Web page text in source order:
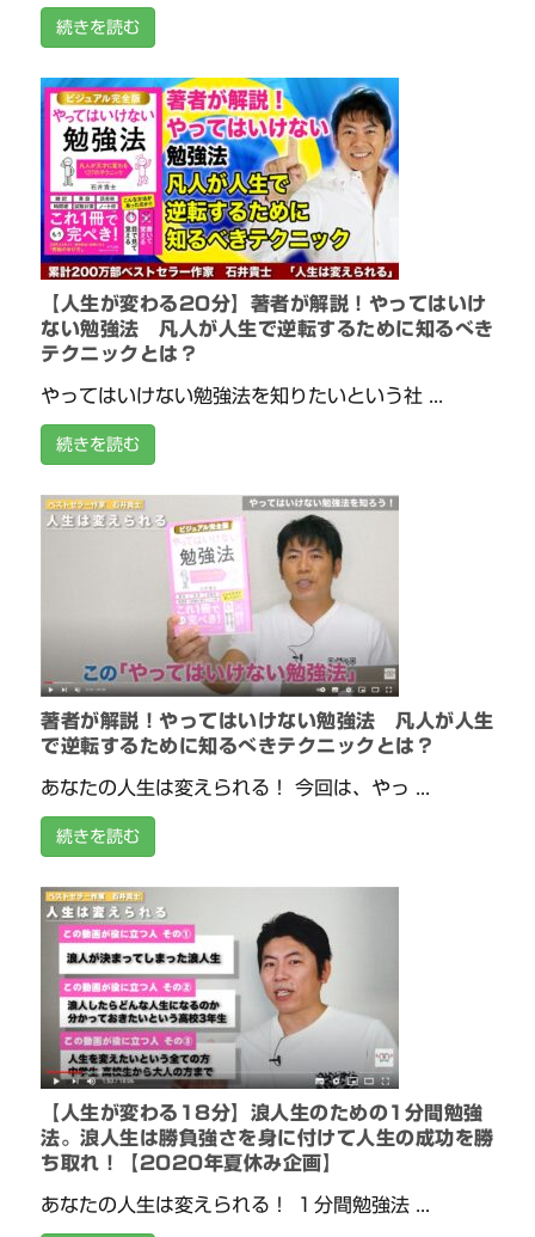
続きを読む
【人生が変わる20分】著者が解説！やってはいけ
ない勉強法 凡人が人生で逆転するために知るべき
テクニックとは？
やってはいけない勉強法を知りたいという社 ...
続きを読む
著者が解説！やってはいけない勉強法 凡人が人生
で逆転するために知るべきテクニックとは？
あなたの人生は変えられる！ 今回は、やっ ...
続きを読む
【人生が変わる18分】浪人生のための1分間勉強
法。浪人生は勝負強さを身に付けて人生の成功を勝
ち取れ！【2020年夏休み企画】
あなたの人生は変えられる！ １分間勉強法 ...